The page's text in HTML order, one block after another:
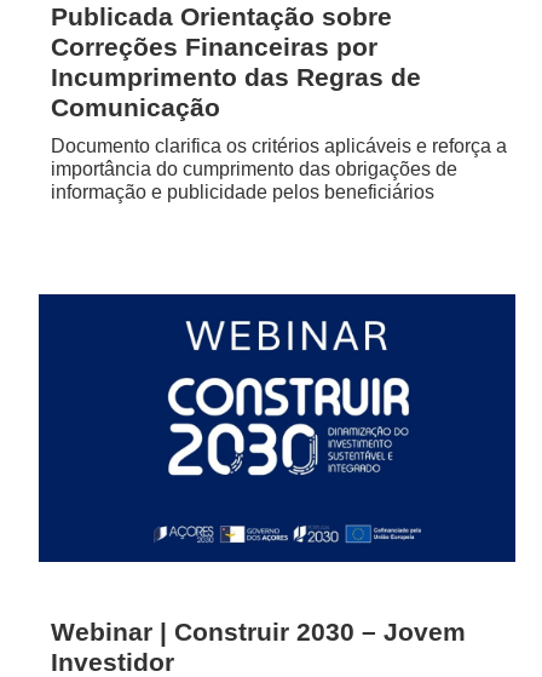
Publicada Orientação sobre
Correções Financeiras por
Incumprimento das Regras de
Comunicação
Documento clarifica os critérios aplicáveis e reforça a
importância do cumprimento das obrigações de
informação e publicidade pelos beneficiários
Webinar | Construir 2030 – Jovem
Investidor